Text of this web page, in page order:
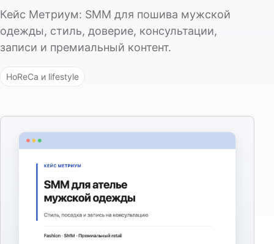
Кейс Метриум: SMM для пошива мужской
одежды, стиль, доверие, консультации,
записи и премиальный контент.
HoReCa и lifestyle